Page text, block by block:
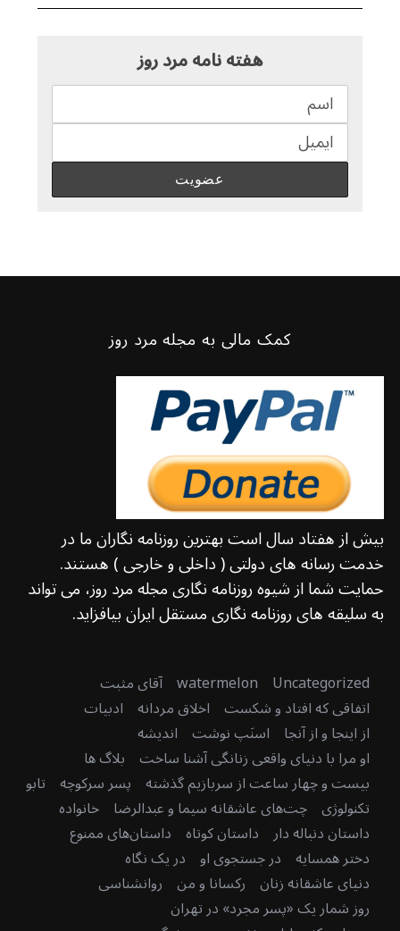
هفته نامه مرد روز
کمک مالی به مجله مرد روز
بیش از هفتاد سال است بهترین روزنامه نگاران ما در
خدمت رسانه های دولتی ( داخلی و خارجی ) هستند.
حمایت شما از شیوه روزنامه نگاری مجله مرد روز، می تواند
به سلیقه های روزنامه نگاری مستقل ایران بیافزاید.
Uncategorized
watermelon آقای مثبت
اتفاقی که افتاد و شکست اخلاق مردانه ادبیات
از اینجا و از آنجا اسنَپ نوشت اندیشه
او مرا با دنیای واقعی زنانگی آشنا ساخت بلاگ ها
بیست و چهار ساعت از سربازیم گذشته پسر سرکوچه تابو
تکنولوژی چت‌های عاشقانه سیما و عبدالرضا خانواده
داستان دنباله دار داستان کوتاه داستان‌های ممنوع
دختر همسایه در جستجوی او در یک نگاه
دنیای عاشقانه زنان رکسانا و من روانشناسی
روز شمار یک «پسر مجرد» در تهران